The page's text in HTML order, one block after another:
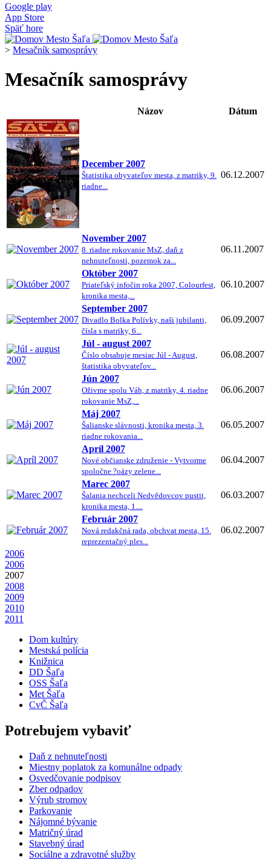
Google play
App Store
Späť hore
> Mesačník samosprávy
Mesačník samosprávy
Názov Dátum
December 2007
Štatistika obyvateľov mesta, z matriky, 9.
riadne...
06.12.2007
November 2007
8. riadne rokovanie MsZ, daň z
nehnuteľnosti, pozemok za...
06.11.2007
Október 2007
Priateľský infočin roka 2007, Colourfest,
kronika mesta,...
06.10.2007
September 2007
Divadlo Bolka Polívky, naši jubilanti,
čísla s matriky, 6...
06.09.2007
Júl - august 2007
Číslo obsahuje mesiac Júl - August,
štatistika obyvateľov...
06.08.2007
Jún 2007
Oživme spolu Váh, z matriky, 4. riadne
rokovanie MsZ,...
06.06.2007
Máj 2007
Šalianske slávnosti, kronika mesta, 3.
riadne rokovania...
06.05.2007
Apríl 2007
Nové občianske združenie - Vytvorme
spoločne ?oázy zelene...
06.04.2007
Marec 2007
Šalania nechceli Nedvědovcov pustit,
kronika mesta, 1....
06.03.2007
Február 2007
Nová redakčná rada, obchvat mesta, 15.
reprezentačný ples...
06.02.2007
2006
2006
2007
2008
2009
2010
2011
Dom kultúry
Mestská polícia
Knižnica
DD Šaľa
OSS Šaľa
Met Šaľa
CvČ Šaľa
Potrebujem vybaviť
Daň z nehnuteľnosti
Miestny poplatok za komunálne odpady
Osvedčovanie podpisov
Zber odpadov
Výrub stromov
Parkovanie
Nájomné bývanie
Matričný úrad
Stavebný úrad
Sociálne a zdravotné služby